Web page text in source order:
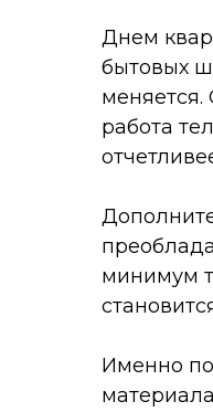
Днем
бытовых
меняется.
работа
минимум
Именно